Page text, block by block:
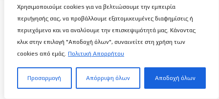
Χρησιμοποιούμε cookies για να βελτιώσουμε την εμπειρία
περιήγησής σας, να προβάλλουμε εξατομικευμένες διαφημίσεις ή
περιεχόμενο και να αναλύουμε την επισκεψιμότητά μας. Κάνοντας
κλικ στην επιλογή "Αποδοχή όλων", συναινείτε στη χρήση των
cookies από εμάς. Πολιτική Απορρήτου
Προσαρμογή Απόρριψη όλων Αποδοχή όλων
Το Basketball Stories στις επάλξεις!